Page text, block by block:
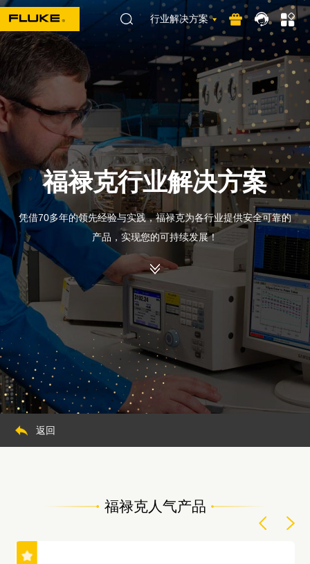
行业解决方案
福禄克行业解决方案
凭借70多年的领先经验与实践，福禄克为各行业提供安全可靠的
产品，实现您的可持续发展！
返回
福禄克人气产品